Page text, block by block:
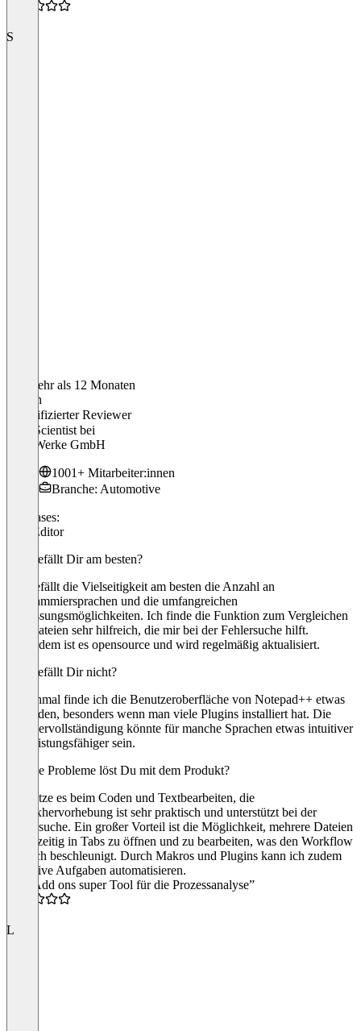
S
Vor mehr als 12 Monaten
Shahin
Verifizierter Reviewer
Data Scientist bei
Ford Werke GmbH
1001+ Mitarbeiter:innen
Branche: Automotive
Use cases:
Text Editor
Was gefällt Dir am besten?
Mir gefällt die Vielseitigkeit am besten die Anzahl an
Programmiersprachen und die umfangreichen
Anpassungsmöglichkeiten. Ich finde die Funktion zum Vergleichen
von Dateien sehr hilfreich, die mir bei der Fehlersuche hilft.
Außerdem ist es opensource und wird regelmäßig aktualisiert.
Was gefällt Dir nicht?
Manchmal finde ich die Benutzeroberfläche von Notepad++ etwas
überladen, besonders wenn man viele Plugins installiert hat. Die
Autovervollständigung könnte für manche Sprachen etwas intuitiver
und leistungsfähiger sein.
Welche Probleme löst Du mit dem Produkt?
Ich nutze es beim Coden und Textbearbeiten, die
Syntaxhervorhebung ist sehr praktisch und unterstützt bei der
Fehlersuche. Ein großer Vorteil ist die Möglichkeit, mehrere Dateien
gleichzeitig in Tabs zu öffnen und zu bearbeiten, was den Workflow
deutlich beschleunigt. Durch Makros und Plugins kann ich zudem
repetitive Aufgaben automatisieren.
“Mit Add ons super Tool für die Prozessanalyse”
L